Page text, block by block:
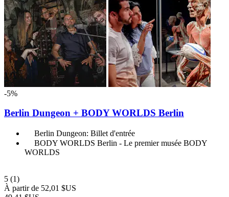
-5%
Berlin Dungeon + BODY WORLDS Berlin
Berlin Dungeon: Billet d'entrée
BODY WORLDS Berlin - Le premier musée BODY
WORLDS
5 (1)
À partir de 52,01 $US